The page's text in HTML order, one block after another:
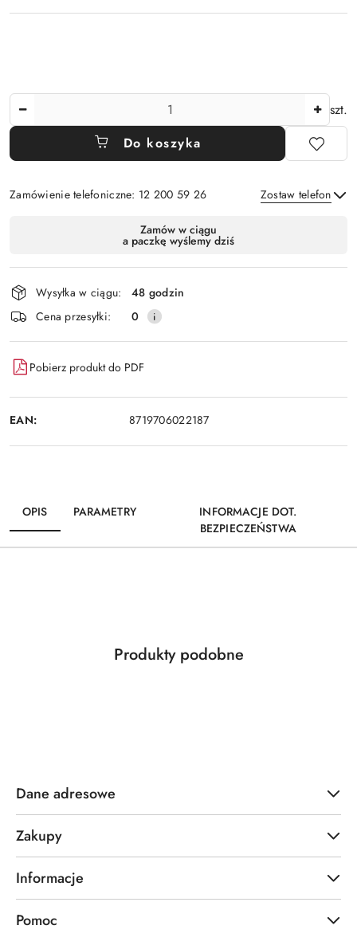
szt.
Do koszyka
Zamówienie telefoniczne: 12 200 59 26 Zostaw telefon
Wyślij
dostawa
Zamów w ciągu
a paczkę wyślemy dziś
Wysyłka w ciągu:
48 godzin
Cena przesyłki:
0
Pobierz produkt do PDF
EAN: 8719706022187
OPIS PARAMETRY
INFORMACJE DOT.
BEZPIECZEŃSTWA
Pomiń karuzelę produktów
Produkty
Produkty podobne
Dane adresowe
Zakupy
Informacje
Pomoc